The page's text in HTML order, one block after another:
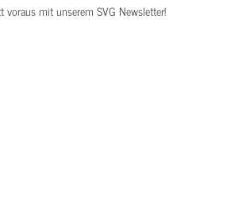
voraus mit unserem SVG Newsletter!